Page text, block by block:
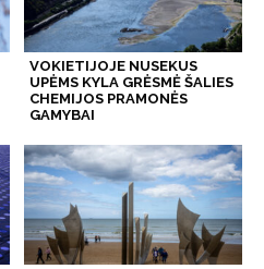
VOKIETIJOJE NUSEKUS
UPĖMS KYLA GRĖSMĖ ŠALIES
CHEMIJOS PRAMONĖS
GAMYBAI